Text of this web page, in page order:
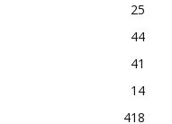
25
44
41
14
418